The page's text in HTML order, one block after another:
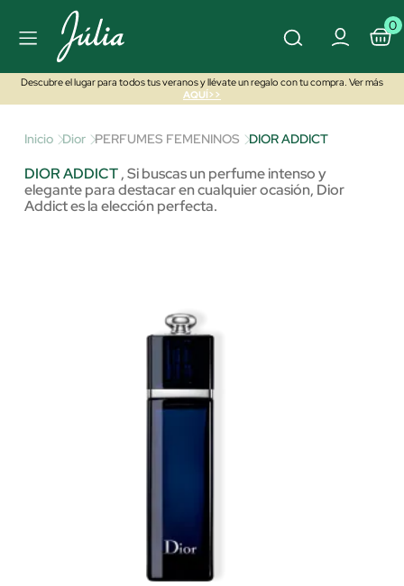
0
Descubre el lugar para todos tus veranos y llévate un regalo con tu compra. Ver más
AQUÍ>>
Inicio Dior PERFUMES FEMENINOS DIOR ADDICT
DIOR ADDICT,Si buscas un perfume intenso y
elegante para destacar en cualquier ocasión, Dior
Addict es la elección perfecta.